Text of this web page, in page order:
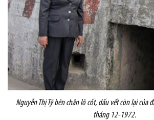
Nguyễn Thị Tý bên chân lô cốt, dấu vết còn lại của
tháng 12-1972.